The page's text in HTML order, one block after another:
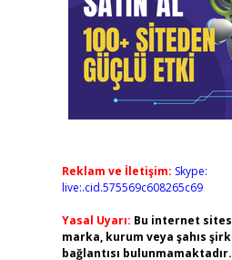
Reklam ve İletişim: Skype:
live:.cid.575569c608265c69
Yasal Uyarı: Bu internet
marka, kurum veya şahıs
bağlantısı